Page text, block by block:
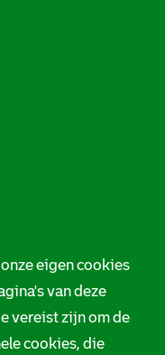
eigen cookies
van deze
vereist zijn om de
cookies, die